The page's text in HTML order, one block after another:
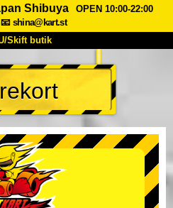
Shibuya
OPEN 10:00-22:00
📧 shina@kart.st
Skift butik
TOP
Pris
Booking
butik